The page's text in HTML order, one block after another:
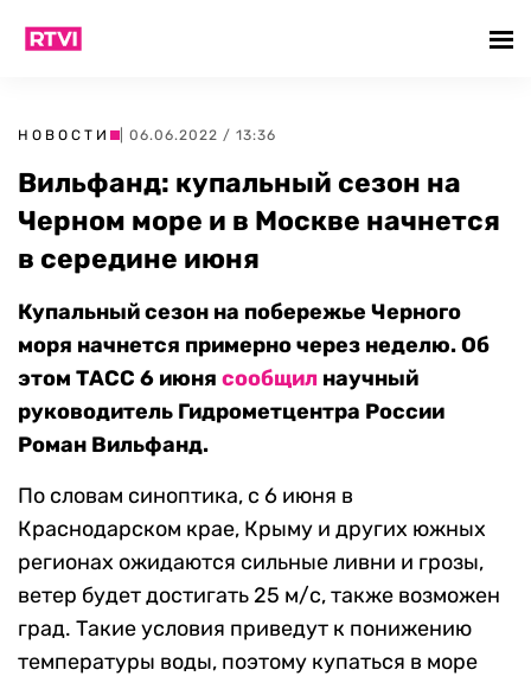
НОВОСТИ | 06.06.2022 / 13:36
Вильфанд: купальный сезон на
Черном море и в Москве начнется
в середине июня
Купальный сезон на побережье Черного
моря начнется примерно через неделю. Об
этом ТАСС 6 июня сообщил научный
руководитель Гидрометцентра России
Роман Вильфанд.
По словам синоптика, с 6 июня в
Краснодарском крае, Крыму и других южных
регионах ожидаются сильные ливни и грозы,
ветер будет достигать 25 м/с, также возможен
град. Такие условия приведут к понижению
температуры воды, поэтому купаться в море